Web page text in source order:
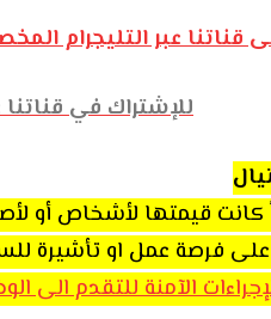
قناتنا عبر التليجرام
للإشتراك في قناتنا
كانت قيمتها لأشخاص أو
فرصة عمل او تأشيرة
الآمنة للتقدم الى